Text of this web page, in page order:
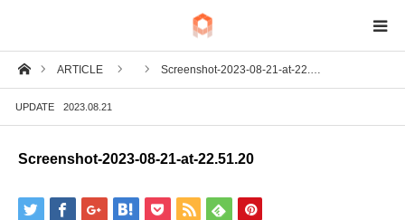
ホームARTICLE Screenshot-2023-08-21-at-22.…
UPDATE 2023.08.21
Screenshot-2023-08-21-at-22.51.20
BIM
IoT